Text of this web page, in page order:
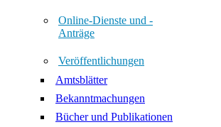
Online-Dienste und -
Anträge
Veröffentlichungen
Amtsblätter
Bekanntmachungen
Bücher und Publikationen